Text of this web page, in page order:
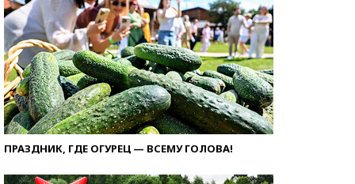
ПРАЗДНИК, ГДЕ ОГУРЕЦ — ВСЕМУ ГОЛОВА!